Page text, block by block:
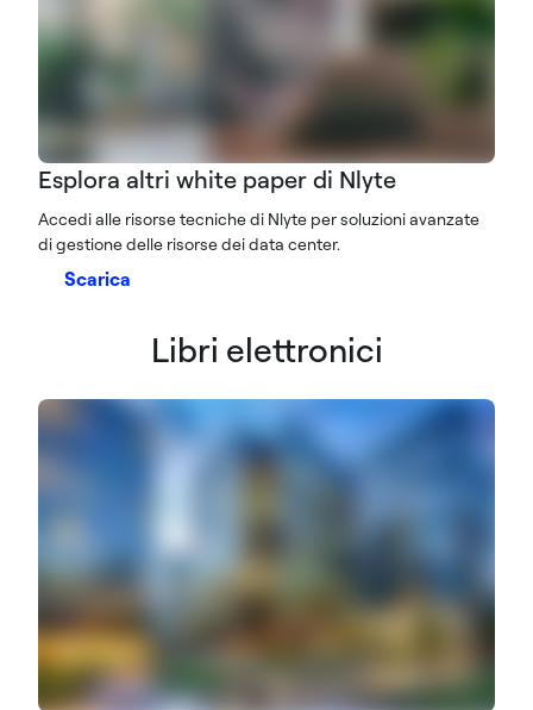
Esplora altri white paper di Nlyte
Accedi alle risorse tecniche di Nlyte per soluzioni avanzate
di gestione delle risorse dei data center.
Scarica
Libri elettronici